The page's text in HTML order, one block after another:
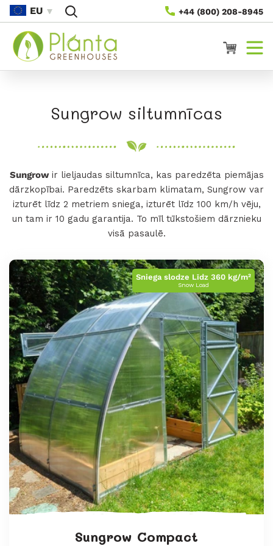
Uz
Saturu
+44 (800) 208-8945
EU
Ratiņi
K
e
k
i
j
a
:
Sungrow siltumnīcas
Sungrow ir lieljaudas siltumnīca, kas paredzēta piemājas
dārzkopībai. Paredzēts skarbam klimatam, Sungrow var
izturēt līdz 2 metriem sniega, izturēt līdz 100 km/h vēju,
un tam ir 10 gadu garantija. To mīl tūkstošiem dārznieku
visā pasaulē.
Sniega slodze Līdz 360 kg/m²
Snow Load
Sungrow Compact